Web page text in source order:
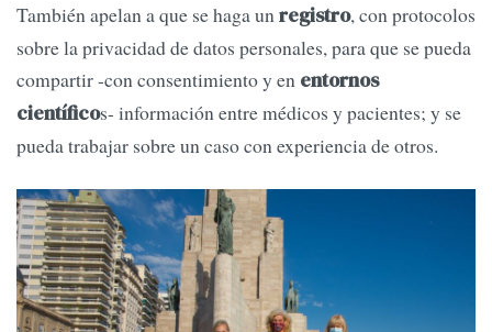
También apelan a que se haga unregistro, con protocolos
sobre la privacidad de datos personales, para que se pueda
compartir -con consentimiento y en entornos
científicos- información entre médicos y pacientes; y se
pueda trabajar sobre un caso con experiencia de otros.